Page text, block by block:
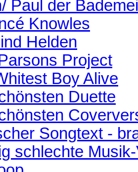
Paul der
Knowles
Helden
Project
Boy Alive
Duette
Songtext -
schlechte